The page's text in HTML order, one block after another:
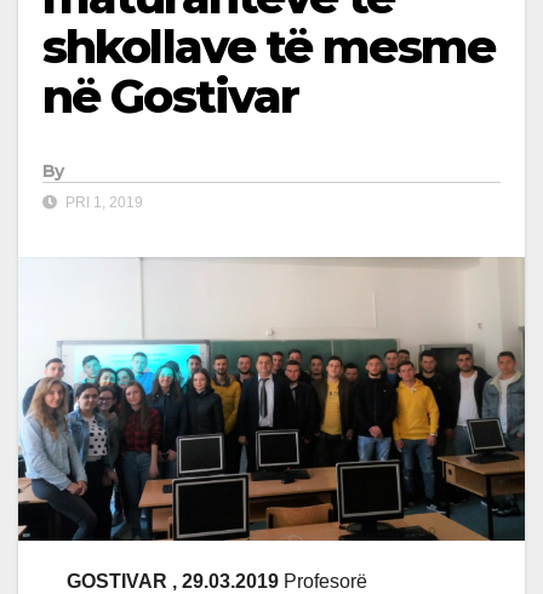
shkollave të mesme
në Gostivar
By
PRI 1, 2019
GOSTIVAR , 29.03.2019 Profesorë